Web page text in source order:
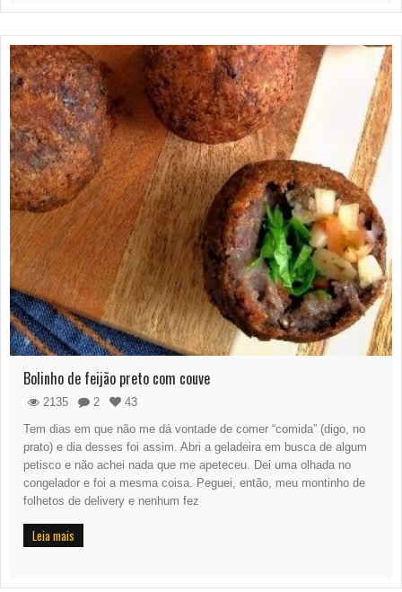
Bolinho de feijão preto com couve
2135 2
43
Tem dias em que não me dá vontade de comer “comida” (digo, no
prato) e dia desses foi assim. Abri a geladeira em busca de algum
petisco e não achei nada que me apeteceu. Dei uma olhada no
congelador e foi a mesma coisa. Peguei, então, meu montinho de
folhetos de delivery e nenhum fez
Leia mais